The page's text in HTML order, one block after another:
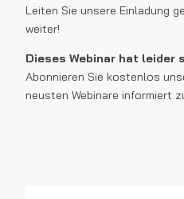
Leiten Sie unsere Einladung
weiter!
Dieses Webinar hat
Abonnieren Sie kostenlos
neusten Webinare informiert